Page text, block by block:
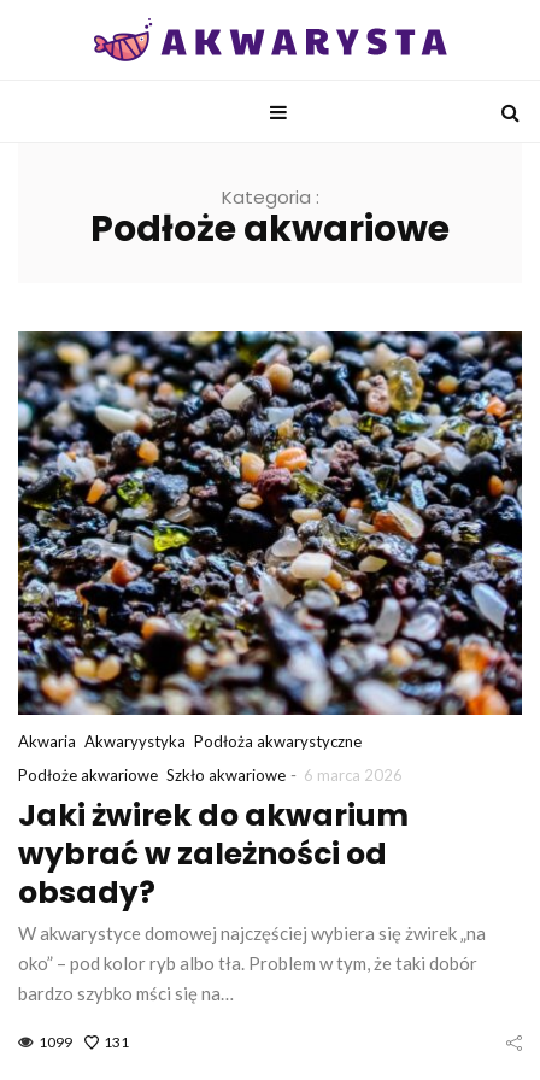
Kategoria :
Podłoże akwariowe
Akwaria Akwaryystyka Podłoża akwarystyczne
Podłoże akwariowe Szkło akwariowe - 6 marca 2026
Jaki żwirek do akwarium
wybrać w zależności od
obsady?
W akwarystyce domowej najczęściej wybiera się żwirek „na
oko” – pod kolor ryb albo tła. Problem w tym, że taki dobór
bardzo szybko mści się na…
1099 131